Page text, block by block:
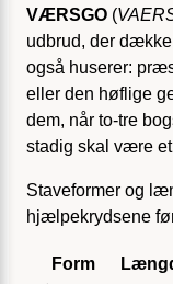
VÆRSGO (
udbrud, der
også huserer:
eller den høflige
dem, når to-tre
stadig skal være et
Staveformer og
hjælpekrydsene
Form